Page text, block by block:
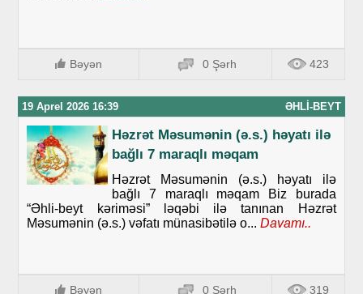
Bəyən 0 Şərh 423
19 Aprel 2026 16:39 ƏHLI-BEYT
Həzrət Məsumənin (ə.s.) həyatı ilə
bağlı 7 maraqlı məqam
Həzrət Məsumənin (ə.s.) həyatı ilə
bağlı 7 maraqlı məqam Biz burada
“Əhli-beyt kəriməsi” ləqəbi ilə tanınan Həzrət
Məsumənin (ə.s.) vəfatı münasibətilə o... Davamı..
Bəyən 0 Şərh 319